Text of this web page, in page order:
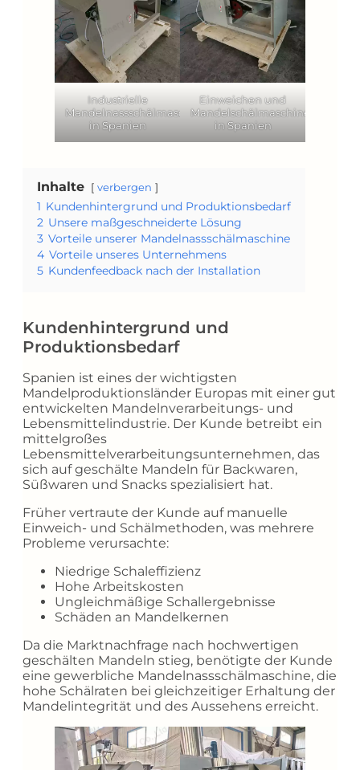
Industrielle
Mandelnassschälmaschine
in Spanien
Einweichen und
Mandelschälmaschine
in Spanien
Inhalte verbergen
1 Kundenhintergrund und Produktionsbedarf
2 Unsere maßgeschneiderte Lösung
3 Vorteile unserer Mandelnassschälmaschine
4 Vorteile unseres Unternehmens
5 Kundenfeedback nach der Installation
Kundenhintergrund und
Produktionsbedarf
Spanien ist eines der wichtigsten
Mandelproduktionsländer Europas mit einer gut
entwickelten Mandelnverarbeitungs- und
Lebensmittelindustrie. Der Kunde betreibt ein
mittelgroßes
Lebensmittelverarbeitungsunternehmen, das
sich auf geschälte Mandeln für Backwaren,
Süßwaren und Snacks spezialisiert hat.
Früher vertraute der Kunde auf manuelle
Einweich- und Schälmethoden, was mehrere
Probleme verursachte:
Niedrige Schaleffizienz
Hohe Arbeitskosten
Ungleichmäßige Schallergebnisse
Schäden an Mandelkernen
Da die Marktnachfrage nach hochwertigen
geschälten Mandeln stieg, benötigte der Kunde
eine gewerbliche Mandelnassschälmaschine, die
hohe Schälraten bei gleichzeitiger Erhaltung der
Mandelintegrität und des Aussehens erreicht.